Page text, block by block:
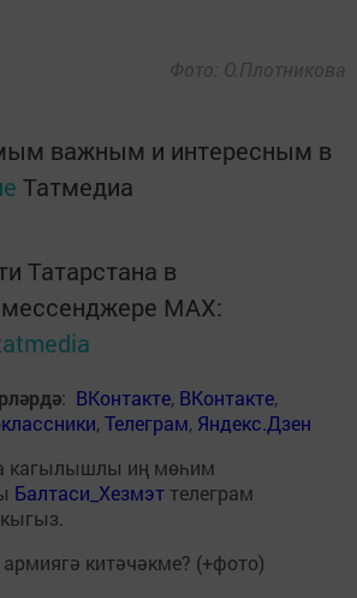
Фото: О.Плотникова
важным и интересным в
Татмедиа
Татарстана в
MАХ:
: ВКонтакте, ВКонтакте,
,Телеграм, Яндекс.Дзен
кагылышлы иң мөһим
Балтаси_Хезмэт телеграм